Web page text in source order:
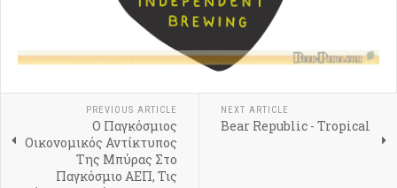
PREVIOUS ARTICLE
Ο Παγκόσμιος
Οικονομικός Αντίκτυπος
Της Μπύρας Στο
Παγκόσμιο ΑΕΠ, Τις
NEXT ARTICLE
Bear Republic - Tropical